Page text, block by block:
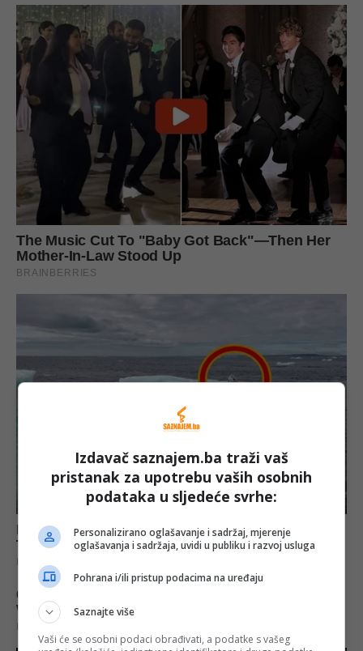
Izdavač saznajem.ba traži vaš
pristanak za upotrebu vaših osobnih
podataka u sljedeće svrhe:
Personalizirano oglašavanje i sadržaj, mjerenje
oglašavanja i sadržaja, uvidi u publiku i razvoj usluga
Pohrana i/ili pristup podacima na uređaju
Saznajte više
Vaši će se osobni podaci obrađivati, a podatke s vašeg